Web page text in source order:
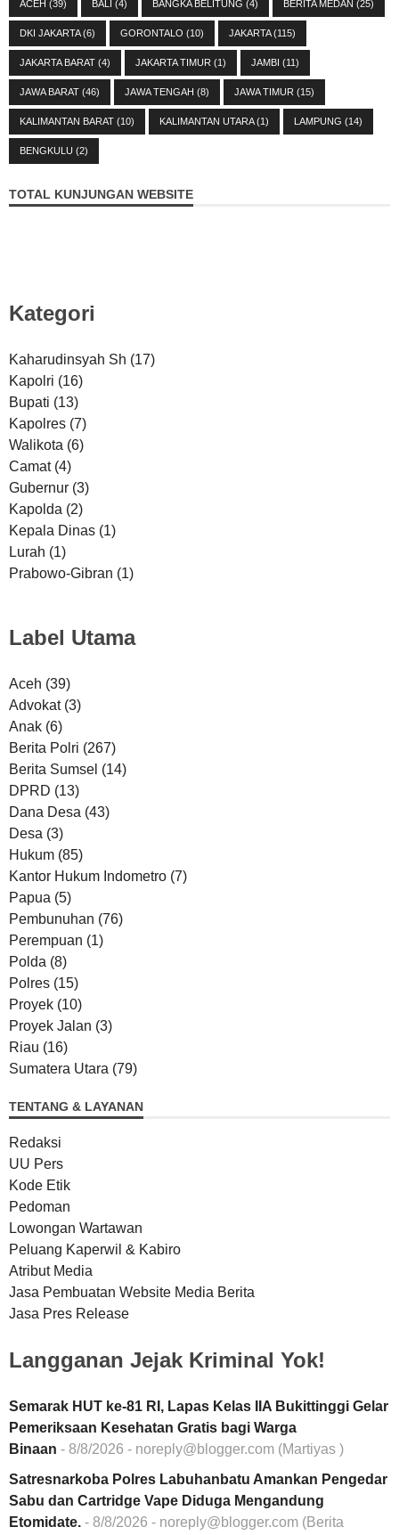
ACEH (39) BALI (4) BANGKA BELITUNG (4) BERITA MEDAN (25)
DKI JAKARTA(6) GORONTALO (10) JAKARTA(115)
JAKARTA BARAT (4) JAKARTA TIMUR (1) JAMBI (11)
JAWA BARAT (46) JAWA TENGAH (8) JAWA TIMUR (15)
KALIMANTAN BARAT (10) KALIMANTAN UTARA(1) LAMPUNG (14)
BENGKULU (2)
TOTAL KUNJUNGAN WEBSITE
Kategori
Kaharudinsyah Sh (17)
Kapolri (16)
Bupati (13)
Kapolres (7)
Walikota (6)
Camat (4)
Gubernur (3)
Kapolda (2)
Kepala Dinas (1)
Lurah (1)
Prabowo-Gibran (1)
Label Utama
Aceh (39)
Advokat (3)
Anak (6)
Berita Polri (267)
Berita Sumsel (14)
DPRD (13)
Dana Desa (43)
Desa (3)
Hukum (85)
Kantor Hukum Indometro (7)
Papua (5)
Pembunuhan (76)
Perempuan (1)
Polda (8)
Polres (15)
Proyek (10)
Proyek Jalan (3)
Riau (16)
Sumatera Utara (79)
TENTANG & LAYANAN
Redaksi
UU Pers
Kode Etik
Pedoman
Lowongan Wartawan
Peluang Kaperwil & Kabiro
Atribut Media
Jasa Pembuatan Website Media Berita
Jasa Pres Release
Langganan Jejak Kriminal Yok!
Semarak HUT ke-81 RI, Lapas Kelas IIA Bukittinggi Gelar
Pemeriksaan Kesehatan Gratis bagi Warga
Binaan - 8/8/2026 - noreply@blogger.com (Martiyas )
Satresnarkoba Polres Labuhanbatu Amankan Pengedar
Sabu dan Cartridge Vape Diduga Mengandung
Etomidate. - 8/8/2026 - noreply@blogger.com (Berita